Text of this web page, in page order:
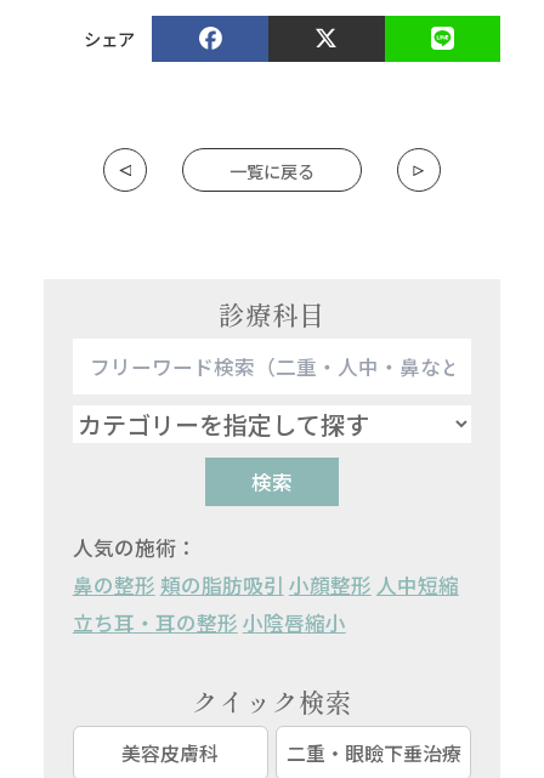
シェア
一覧に戻る
診療科目
検索
人気の施術：
鼻の整形 頬の脂肪吸引 小顔整形 人中短縮
立ち耳・耳の整形 小陰唇縮小
クイック検索
美容皮膚科 二重・眼瞼下垂治療